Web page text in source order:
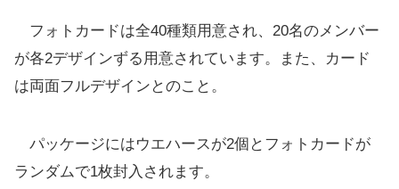
フォトカードは全40種類用意され、20名のメンバー
が各2デザインずる用意されています。また、カード
は両面フルデザインとのこと。
パッケージにはウエハースが2個とフォトカードが
ランダムで1枚封入されます。